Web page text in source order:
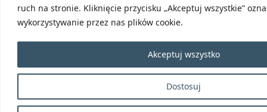
ruch na stronie. Kliknięcie przycisku „Akceptuj wszystkie”
wykorzystywanie przez nas plików cookie.
Dostosuj
Akceptuj wszystko